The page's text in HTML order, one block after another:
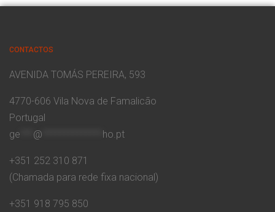
CONTACTOS
AVENIDA TOMÁS PEREIRA, 593
4770-606 Vila Nova de Famalicão
Portugal
ge
@ ho.pt
+351 252 310 871
(Chamada para rede fixa nacional)
+351 918 795 850